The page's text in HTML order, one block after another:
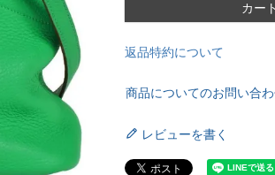
カー
返品特約について
商品についてのお問い合
レビューを書く